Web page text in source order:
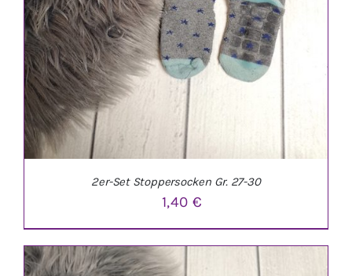
2er-Set Stoppersocken Gr. 27-30
1,40 €